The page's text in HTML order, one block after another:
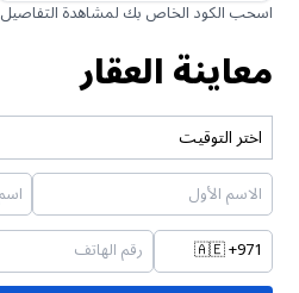
اسحب الكود الخاص بك لمشاهدة التفاصيل
معاينة العقار
اختر التوقيت
🇦🇪+971